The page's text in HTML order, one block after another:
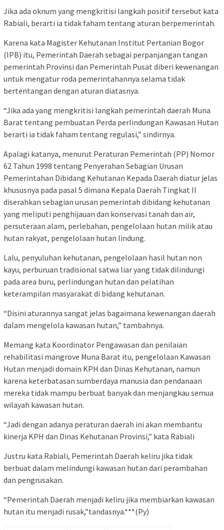
Jika ada oknum yang mengkritisi langkah positif tersebut kata
Rabiali, berarti ia tidak faham tentang aturan berpemerintah.
Karena kata Magister Kehutanan Institut Pertanian Bogor
(IPB) itu, Pemerintah Daerah sebagai perpanjangan tangan
pemerintah Provinsi dan Pemerintah Pusat diberi kewenangan
untuk mengatur roda pemerintahannya selama tidak
bertentangan dengan aturan diatasnya.
“Jika ada yang mengkritisi langkah pemerintah daerah Muna
Barat tentang pembuatan Perda perlindungan Kawasan Hutan
berarti ia tidak faham tentang regulasi,” sindirnya.
Apalagi katanya, menurut Peraturan Pemerintah (PP) Nomor
62 Tahun 1998 tentang Penyerahan Sebagian Urusan
Pemerintahan Dibidang Kehutanan Kepada Daerah diatur jelas
khususnya pada pasal 5 dimana Kepala Daerah Tingkat II
diserahkan sebagian urusan pemerintah dibidang kehutanan
yang meliputi penghijauan dan konservasi tanah dan air,
persuteraan alam, perlebahan, pengelolaan hutan milik atau
hutan rakyat, pengelolaan hutan lindung.
Lalu, penyuluhan kehutanan, pengelolaan hasil hutan non
kayu, perburuan tradisional satwa liar yang tidak dilindungi
pada area buru, perlindungan hutan dan pelatihan
keterampilan masyarakat di bidang kehutanan.
“Disini aturannya sangat jelas bagaimana kewenangan daerah
dalam mengelola kawasan hutan,” tambahnya.
Memang kata Koordinator Pengawasan dan penilaian
rehabilitasi mangrove Muna Barat itu, pengelolaan Kawasan
Hutan menjadi domain KPH dan Dinas Kehutanan, namun
karena keterbatasan sumberdaya manusia dan pendanaan
mereka tidak mampu berbuat banyak dan menjangkau semua
wilayah kawasan hutan.
“Jadi dengan adanya peraturan daerah ini akan membantu
kinerja KPH dan Dinas Kehutanan Provinsi,” kata Rabiali
Justru kata Rabiali, Pemerintah Daerah keliru jika tidak
berbuat dalam melindungi kawasan hutan dari perambahan
dan pengrusakan.
“Pemerintah Daerah menjadi keliru jika membiarkan kawasan
hutan itu menjadi rusak,”tandasnya.***(Py)